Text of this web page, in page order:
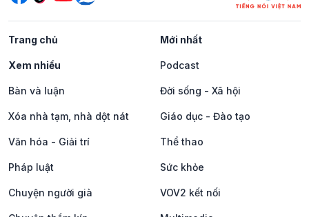
Trang chủ Mới nhất
Xem nhiều Podcast
Bàn và luận Đời sống - Xã hội
Xóa nhà tạm, nhà dột nát Giáo dục - Đào tạo
Văn hóa - Giải trí Thể thao
Pháp luật Sức khỏe
Chuyện người già VOV2 kết nối